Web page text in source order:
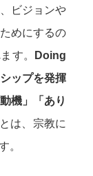
ビジョンや
めにするの
す。
Doing
ップを発揮
機」「あり
は、宗教に
。